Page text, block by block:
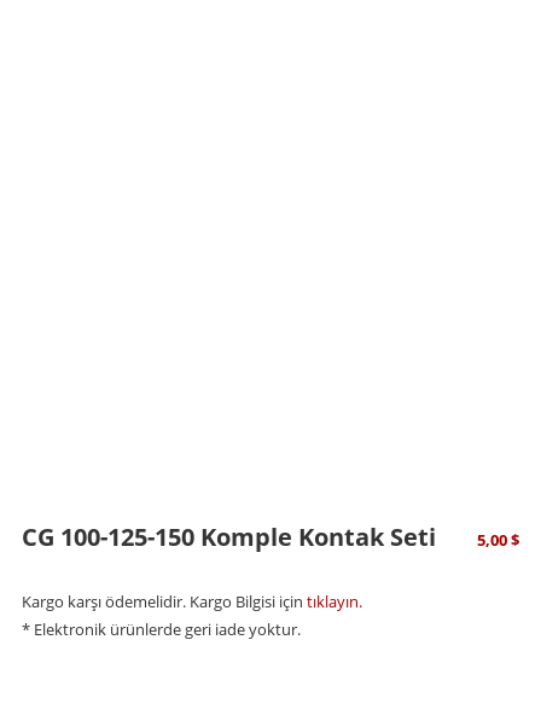
CG 100-125-150 Komple Kontak Seti 5,00$
Kargo karşı ödemelidir. Kargo Bilgisi için tıklayın.
* Elektronik ürünlerde geri iade yoktur.